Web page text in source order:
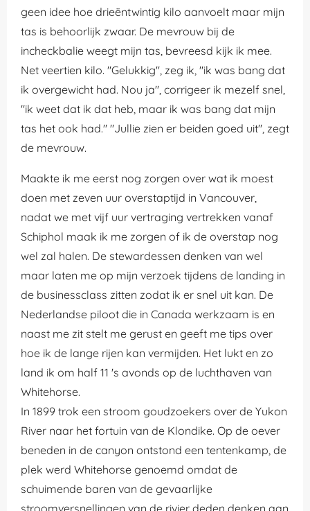
geen idee hoe drieëntwintig kilo aanvoelt maar mijn
tas is behoorlijk zwaar. De mevrouw bij de
incheckbalie weegt mijn tas, bevreesd kijk ik mee.
Net veertien kilo. "Gelukkig", zeg ik, "ik was bang dat
ik overgewicht had. Nou ja", corrigeer ik mezelf snel,
"ik weet dat ik dat heb, maar ik was bang dat mijn
tas het ook had." "Jullie zien er beiden goed uit", zegt
de mevrouw.
Maakte ik me eerst nog zorgen over wat ik moest
doen met zeven uur overstaptijd in Vancouver,
nadat we met vijf uur vertraging vertrekken vanaf
Schiphol maak ik me zorgen of ik de overstap nog
wel zal halen. De stewardessen denken van wel
maar laten me op mijn verzoek tijdens de landing in
de businessclass zitten zodat ik er snel uit kan. De
Nederlandse piloot die in Canada werkzaam is en
naast me zit stelt me gerust en geeft me tips over
hoe ik de lange rijen kan vermijden. Het lukt en zo
land ik om half 11 's avonds op de luchthaven van
Whitehorse.
In 1899 trok een stroom goudzoekers over de Yukon
River naar het fortuin van de Klondike. Op de oever
beneden in de canyon ontstond een tentenkamp, de
plek werd Whitehorse genoemd omdat de
schuimende baren van de gevaarlijke
stroomversnellingen van de rivier deden denken aan